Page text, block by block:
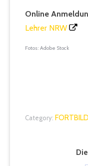
Online
Lehrer NRW
Fotos: Adobe Stock
Category: